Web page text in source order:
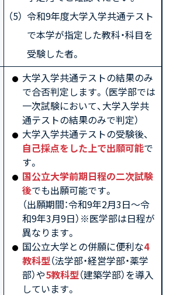
令和9年度大学入学共通テスト
で本学が指定した教科・科目を
受験した者。
大学入学共通テストの結果のみ
で合否判定します。（医学部では
一次試験において、大学入学共
通テストの結果のみで判定）
大学入学共通テストの受験後、
自己採点をした上で出願可能で
す。
国公立大学前期日程の二次試験
後でも出願可能です。
（出願期間：令和9年2月3日～令
和9年3月9日）※医学部は日程が
異なります。
国公立大学との併願に便利な4
教科型（法学部・経営学部・薬学
部）や5教科型（建築学部）を導入
しています。